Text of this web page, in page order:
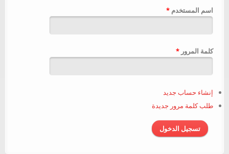
‏اسم المستخدم ‏ *
‏كلمة المرور ‏ *
إنشاء حساب جديد
طلب كلمة مرور جديدة